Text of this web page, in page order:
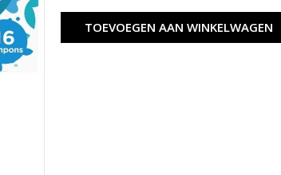
TOEVOEGEN AAN WINKELWAGEN